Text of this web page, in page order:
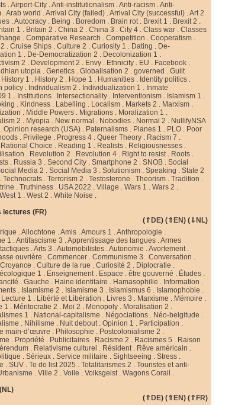
.Airport-City .Anti-institutionalism .Anti-racism .Anti-
.Arab world .Arrival City (failed) .Arrival City (successful) .Art 2
.Autocracy . Being . Boredom . Brain rot. Brexit 1 . Brexit 2 .
1 . Britain 2 .China 2 .China 3 .City 4 .Class war .Classes
.Comparative Research .Competition .Cooperatism .
.Cruise Ships .Culture 2 .Curiosity 1 . Dating . De-
1 . De-Democratization 2 . Decolonization 1 .
2 . Development 2 . Envy . Ethnicity . EU . Facebook .
utopia .Genetics .Globalisation 2 .governed .Guilt
History 1 . History 2 . Hope 1 . Humanities . Identity politics .
policy . Individualism 2 . Individualization 1 . Inmate
1 . Institutions . Intersectionality . Interventionism . Islamism 1 .
. Kindness . Labelling . Localism . Markets 2 . Marxism .
. Middle Powers . Migrations . Moralization 1 .
2 . Myopia . New normal . Nobodies . Normal 2 . NullifyNSA
.Opinion research (USA) . Paternalisms . Planes 1 . PLO . Poor
. Privilege . Progress 4 .Queer Theory . Racism 7 .
Rational Choice . Reading 1 . Realists . Religiousnesses .
. Revolution 2 . Revolution 4 . Right to resist. Roots .
. Russia 3 .Second City .Smartphone 2 .SNOB .Social
Media 2 .Social Media 3 .Solutionism .Speaking .State 2
.Technocrats .Terrorism 2 .Testosterone .Theorism .Tradition .
.Truthiness . USA 2022 .Village .Wars 1 .Wars 2 .
West 1 .West 2 .White Noise .
lectures (FR)
(⇑DE) (⇑EN) (⇓NL)
.Allochtone .Amis .Amours 1 .Anthropologie .
1 .Antifascisme 3 .Apprentissage des langues .Armes
.Arts 3 .Automobilistes .Autonomie .Avortement.
ouvrière .Commencer .Communisme 3 .Conversation .
Croyance .Culture de la rue .Curiosité 2 . Diplocratie .
1 . Enseignement. Espace .être gouverné . Études .
.Gauche . Haine identitaire . Hamasophilie . Information .
. Islamisme 2 . Islamisme 3 . Islamismus 6 . Islamophobie .
Lecture 1 . Libérté et Libération . Livres 3 . Marxisme . Mémoire .
1 . Méritocratie 2 . Moi 2 . Monopoly . Moralisation 2 .
1 . National-capitalisme . Négociations . Néo-belgitude .
. Nihilisme . Nuit debout.Opinion 1 . Participation .
main-d’œuvre . Philosophie . Postcolonialisme 2 .
. Propriété . Publicitaires . Racisme 2 . Racismes 5 . Raison
. Relativisme culturel . Résident. Rêve américain .
.Sérieux .Service militaire .Sightseeing .Stress .
.SUV .To do list 2025 .Totalitarismes 2 .Touristes et anti-
.Ville 2 .Voile .Volksgeist.Wagons Corail .
(⇑DE) (⇑EN) (⇑FR)